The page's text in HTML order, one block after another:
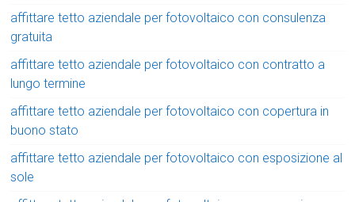
affittare tetto aziendale per fotovoltaico con consulenza
gratuita
affittare tetto aziendale per fotovoltaico con contratto a
lungo termine
affittare tetto aziendale per fotovoltaico con copertura in
buono stato
affittare tetto aziendale per fotovoltaico con esposizione al
sole